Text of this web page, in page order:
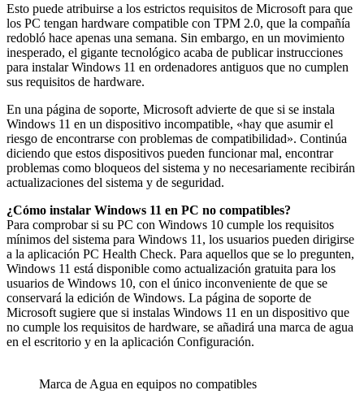
Esto puede atribuirse a los estrictos requisitos de Microsoft para que
los PC tengan hardware compatible con TPM 2.0, que la compañía
redobló hace apenas una semana. Sin embargo, en un movimiento
inesperado, el gigante tecnológico acaba de publicar instrucciones
para instalar Windows 11 en ordenadores antiguos que no cumplen
sus requisitos de hardware.
En una página de soporte, Microsoft advierte de que si se instala
Windows 11 en un dispositivo incompatible, «hay que asumir el
riesgo de encontrarse con problemas de compatibilidad». Continúa
diciendo que estos dispositivos pueden funcionar mal, encontrar
problemas como bloqueos del sistema y no necesariamente recibirán
actualizaciones del sistema y de seguridad.
¿Cómo instalar Windows 11 en PC no compatibles?
Para comprobar si su PC con Windows 10 cumple los requisitos
mínimos del sistema para Windows 11, los usuarios pueden dirigirse
a la aplicación PC Health Check. Para aquellos que se lo pregunten,
Windows 11 está disponible como actualización gratuita para los
usuarios de Windows 10, con el único inconveniente de que se
conservará la edición de Windows. La página de soporte de
Microsoft sugiere que si instalas Windows 11 en un dispositivo que
no cumple los requisitos de hardware, se añadirá una marca de agua
en el escritorio y en la aplicación Configuración.
Marca de Agua en equipos no compatibles